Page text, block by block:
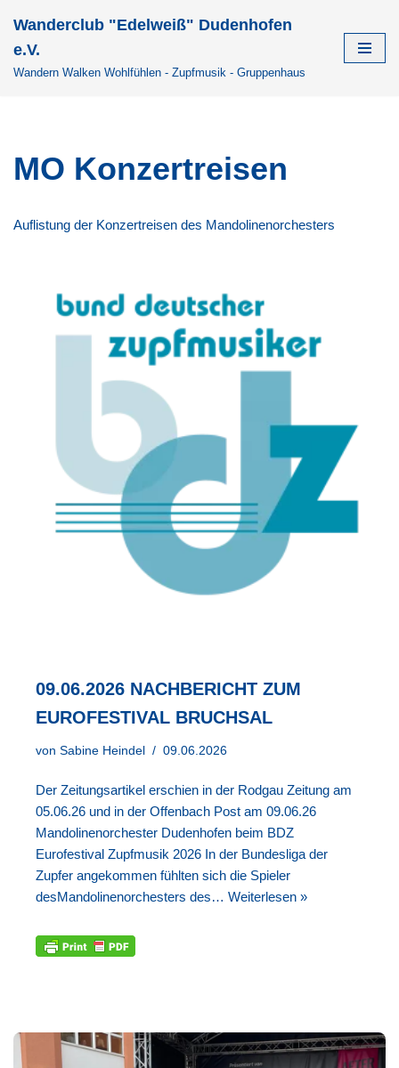
Zum
Inhalt
Wanderclub "Edelweiß" Dudenhofen
e.V.
Wandern Walken Wohlfühlen - Zupfmusik - Gruppenhaus
MO Konzertreisen
Auflistung der Konzertreisen des Mandolinenorchesters
09.06.2026 NACHBERICHT ZUM
EUROFESTIVAL BRUCHSAL
von Sabine Heindel 09.06.2026
Der Zeitungsartikel erschien in der Rodgau Zeitung am
05.06.26 und in der Offenbach Post am 09.06.26
Mandolinenorchester Dudenhofen beim BDZ
Eurofestival Zupfmusik 2026 In der Bundesliga der
Zupfer angekommen fühlten sich die Spieler
desMandolinenorchesters des… Weiterlesen »